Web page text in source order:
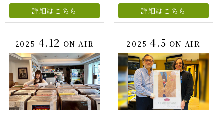
詳細はこちら
詳細はこちら
2025 4.12 ON AIR 2025 4.5 ON AIR